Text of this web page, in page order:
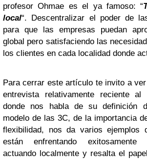
profesor Ohmae es el ya famoso: “
local“. Descentralizar el poder de
para que las empresas puedan
global pero satisfaciendo las
los clientes en cada localidad donde
Para cerrar este artículo te invito a
entrevista relativamente reciente al
donde nos habla de su definición
modelo de las 3C, de la importancia
flexibilidad, nos da varios ejemplos
están enfrentando exitosamente
actuando localmente y resalta el